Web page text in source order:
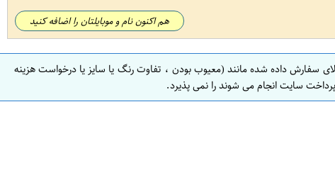
هم اکنون نام و موبایلتان را اضافه کنید
سفارش داده شده مانند (معیوب بودن ، تفاوت رنگ یا سایز یا درخواست هزینه
سایت انجام می شوند را نمی پذیرد.